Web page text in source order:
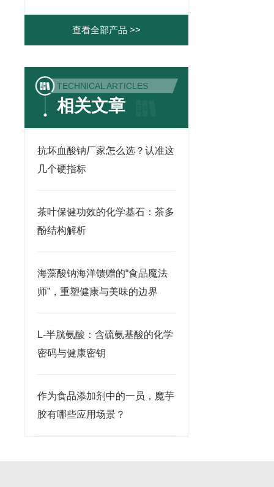
查看全部产品 >>
TECHNICAL ARTICLES
相关文章
抗坏血酸钠厂家怎么选？认准这
几个硬指标
茶叶保健功效的化学基石：茶多
酚结构解析
海藻酸钠海洋馈赠的“食品魔法
师”，重塑健康与美味的边界
L-半胱氨酸：含硫氨基酸的化学
密码与健康密钥
作为食品添加剂中的一员，魔芋
胶有哪些应用场景？